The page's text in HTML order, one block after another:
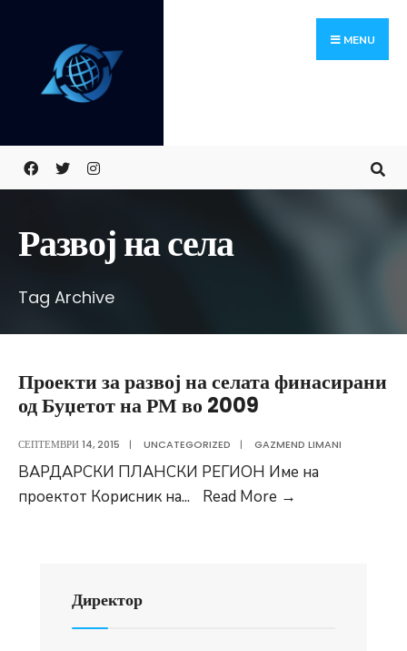
content
MENU
Развој на села
Tag Archive
Проекти за развој на селата финасирани
од Буџетот на РМ во 2009
СЕПТЕМВРИ 14, 2015 | UNCATEGORIZED | GAZMEND LIMANI
ВАРДАРСКИ ПЛАНСКИ РЕГИОН Име на
проектот Корисник на... Read More →
Директор